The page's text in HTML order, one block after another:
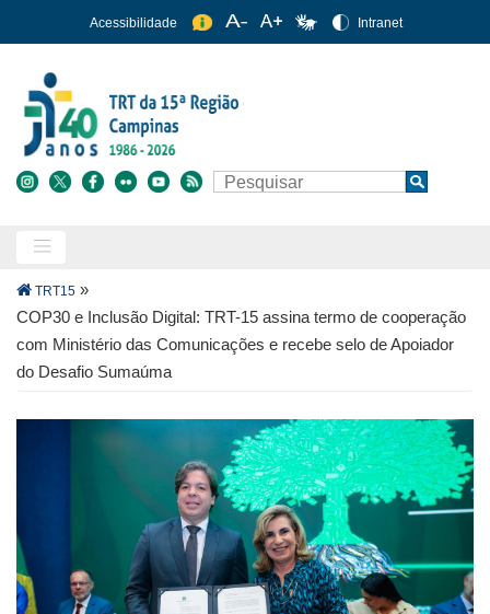
para
conteúdo
principal
Acessibilidade Intranet
Buscar Search
Trilha
de
navegação
TRT15 »
COP30 e Inclusão Digital: TRT-15 assina termo de cooperação
com Ministério das Comunicações e recebe selo de Apoiador
do Desafio Sumaúma